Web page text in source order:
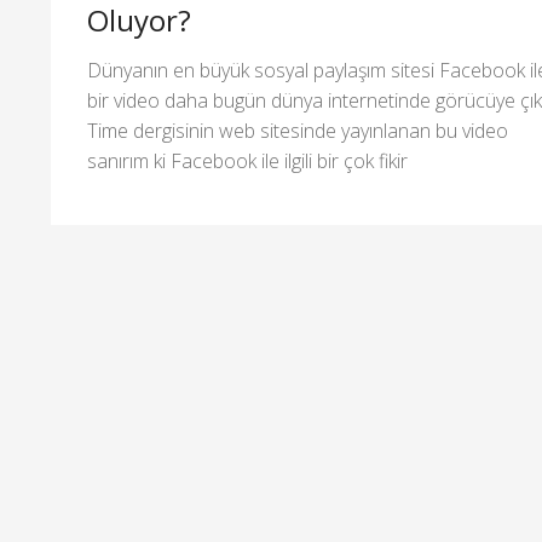
Oluyor?
Dünyanın en büyük sosyal paylaşım sitesi Facebook
bir video daha bugün dünya internetinde görücüye
Time dergisinin web sitesinde yayınlanan bu video
sanırım ki Facebook ile ilgili bir çok fikir